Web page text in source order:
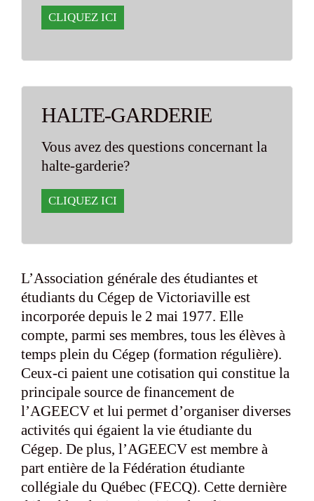
CLIQUEZ ICI
HALTE-GARDERIE
Vous avez des questions concernant la
halte-garderie?
CLIQUEZ ICI
L’Association générale des étudiantes et
étudiants du Cégep de Victoriaville est
incorporée depuis le 2 mai 1977. Elle
compte, parmi ses membres, tous les élèves à
temps plein du Cégep (formation régulière).
Ceux-ci paient une cotisation qui constitue la
principale source de financement de
l’AGEECV et lui permet d’organiser diverses
activités qui égaient la vie étudiante du
Cégep. De plus, l’AGEECV est membre à
part entière de la Fédération étudiante
collégiale du Québec (FECQ). Cette dernière